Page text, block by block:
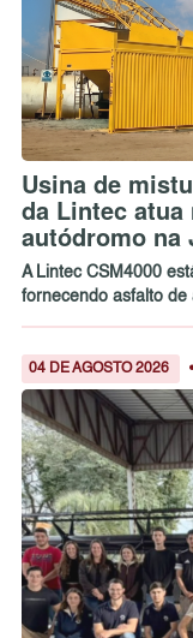
Usina de
da Lintec
autódromo na
A Lintec CSM4000
fornecendo asfalto
04 DE AGOSTO 2026